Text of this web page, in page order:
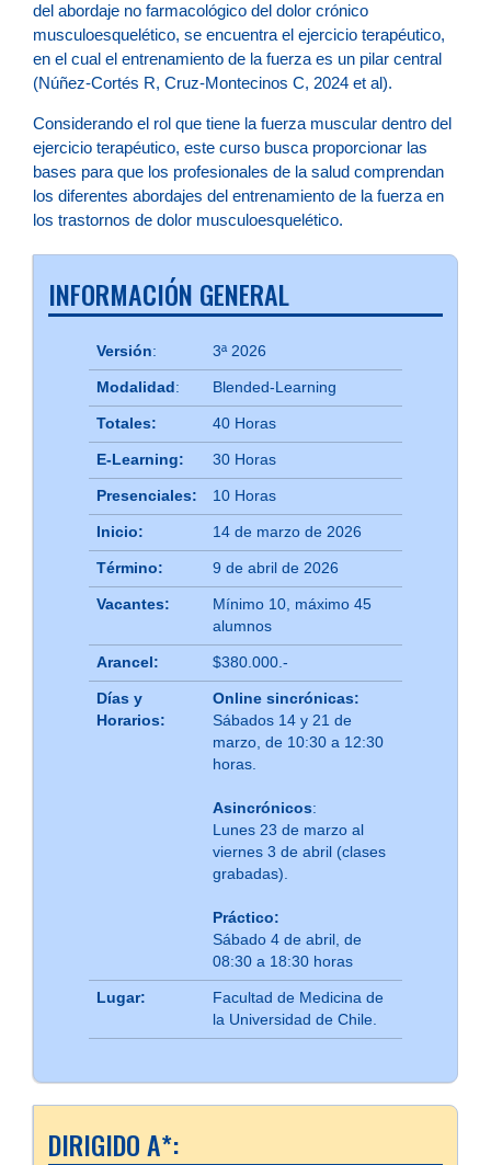
del abordaje no farmacológico del dolor crónico
musculoesquelético, se encuentra el ejercicio terapéutico,
en el cual el entrenamiento de la fuerza es un pilar central
(Núñez-Cortés R, Cruz-Montecinos C, 2024 et al).
Considerando el rol que tiene la fuerza muscular dentro del
ejercicio terapéutico, este curso busca proporcionar las
bases para que los profesionales de la salud comprendan
los diferentes abordajes del entrenamiento de la fuerza en
los trastornos de dolor musculoesquelético.
INFORMACIÓN GENERAL
Versión: 3ª 2026
Modalidad: Blended-Learning
Totales: 40 Horas
E-Learning: 30 Horas
Presenciales: 10 Horas
Inicio: 14 de marzo de 2026
Término: 9 de abril de 2026
Vacantes:
Mínimo 10, máximo 45
alumnos
Arancel: $380.000.-
Días y
Horarios:
Online sincrónicas:
Sábados 14 y 21 de
marzo, de 10:30 a 12:30
horas.
Asincrónicos:
Lunes 23 de marzo al
viernes 3 de abril (clases
grabadas).
Práctico:
Sábado 4 de abril, de
08:30 a 18:30 horas
Lugar:
Facultad de Medicina de
la Universidad de Chile.
DIRIGIDO A*: